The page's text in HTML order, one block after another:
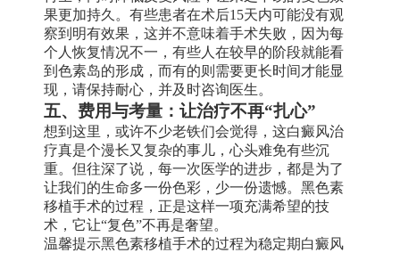
果更加持久。有些患者在术后15天内可能没有观
察到明有效果，这并不意味着手术失败，因为每
个人恢复情况不一，有些人在较早的阶段就能看
到色素岛的形成，而有的则需要更长时间才能显
现，请保持耐心，并及时咨询医生。
五、费用与考量：让治疗不再“扎心”
想到这里，或许不少老铁们会觉得，这白癜风治
疗真是个漫长又复杂的事儿，心头难免有些沉
重。但往深了说，每一次医学的进步，都是为了
让我们的生命多一份色彩，少一份遗憾。黑色素
移植手术的过程，正是这样一项充满希望的技
术，它让“复色”不再是奢望。
温馨提示黑色素移植手术的过程为稳定期白癜风